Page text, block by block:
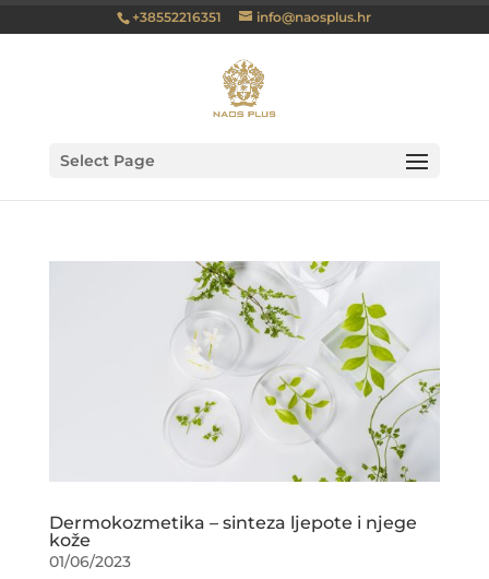
+38552216351 info@naosplus.hr
Select Page
Dermokozmetika – sinteza ljepote i njege
kože
01/06/2023